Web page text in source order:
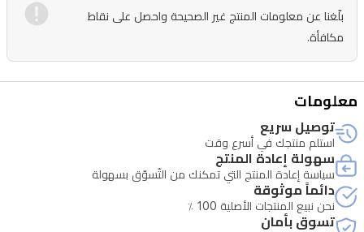
التشابك.
القدرة
بلّغنا عن معلومات المنتج غير الصحيحة واحصل على نقاط
مكافأة.
معلومات
توصيل سريع
استلم منتجك في أسرع وقت
سهولة إعادة المنتج
سياسة إعادة المنتج التي تمكنك من التّسوّق بسهولة
دائماً موثوقة
نحن نبيع المنتجات الأصلية 100 ٪
تسوق بأمان